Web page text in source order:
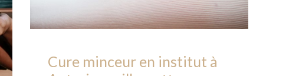
Cure minceur en institut à